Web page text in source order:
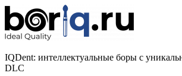
IQDent: интеллектуальные боры с
DLC